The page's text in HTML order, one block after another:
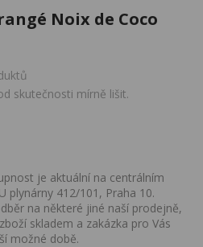
Noix de Coco
skutečnosti mírně lišit.
je aktuální na centrálním
plynárny 412/101, Praha 10.
na některé jiné naší prodejně,
skladem a zakázka pro Vás
možné době.